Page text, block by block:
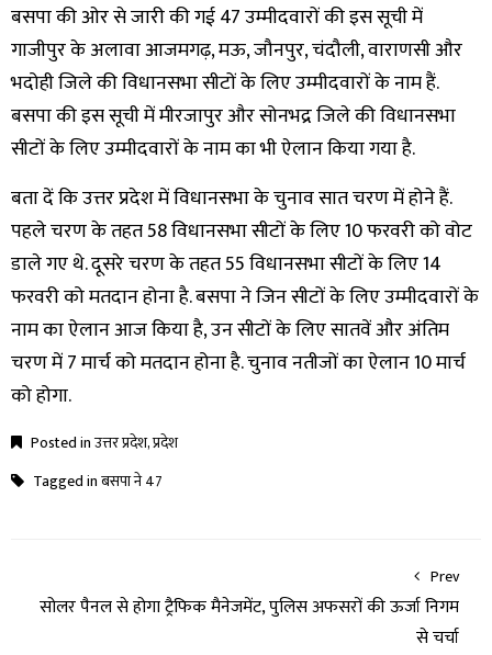
बसपा की ओर से जारी की गई 47 उम्मीदवारों की इस सूची में
गाजीपुर के अलावा आजमगढ़, मऊ, जौनपुर, चंदौली, वाराणसी और
भदोही जिले की विधानसभा सीटों के लिए उम्मीदवारों के नाम हैं.
बसपा की इस सूची में मीरजापुर और सोनभद्र जिले की विधानसभा
सीटों के लिए उम्मीदवारों के नाम का भी ऐलान किया गया है.
बता दें कि उत्तर प्रदेश में विधानसभा के चुनाव सात चरण में होने हैं.
पहले चरण के तहत 58 विधानसभा सीटों के लिए 10 फरवरी को वोट
डाले गए थे. दूसरे चरण के तहत 55 विधानसभा सीटों के लिए 14
फरवरी को मतदान होना है. बसपा ने जिन सीटों के लिए उम्मीदवारों के
नाम का ऐलान आज किया है, उन सीटों के लिए सातवें और अंतिम
चरण में 7 मार्च को मतदान होना है. चुनाव नतीजों का ऐलान 10 मार्च
को होगा.
Posted inउत्तर प्रदेश,प्रदेश
Tagged inबसपा ने 47
Prev
सोलर पैनल से होगा ट्रैफिक मैनेजमेंट, पुलिस अफसरों की ऊर्जा निगम
से चर्चा